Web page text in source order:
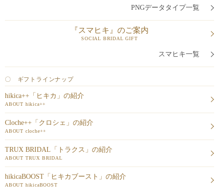
PNGデータタイプ一覧
『スマヒキ』のご案内
SOCIAL BRIDAL GIFT
スマヒキ一覧
〇 ギフトラインナップ
hikica++「ヒキカ」の紹介
ABOUT hikica++
Cloche++「クロシェ」の紹介
ABOUT cloche++
TRUX BRIDAL「トラクス」の紹介
ABOUT TRUX BRIDAL
hikicaBOOST「ヒキカブースト」の紹介
ABOUT hikicaBOOST